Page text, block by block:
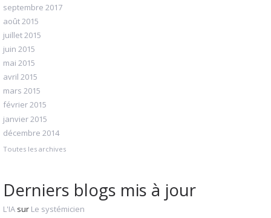
septembre 2017
août 2015
juillet 2015
juin 2015
mai 2015
avril 2015
mars 2015
février 2015
janvier 2015
décembre 2014
Toutes les archives
Derniers blogs mis à jour
L'IA sur Le systémicien